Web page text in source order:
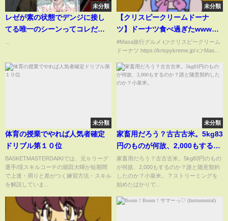
未分類
レゼが素の状態でデンジに接し
てる唯一のシーンってコレだよ
未分類
【クリスピークリームドーナ
ツ】ドーナツ食べ過ぎたwww途
中で飽きてしまうwww【Masa旅
行グルメ】
#Masa旅行グルメ 👉クリスピークリーム
ドーナツ https://krispykreme.jp/ 👉Mas...
未分類
体育の授業でやれば人気者確定
ドリブル第１０位
BASKETMASTERDAIKIでは、元ｂリーグ
選手/現スキルコーチの堀田大暉が短期間
で上達・周りと差がつく練習方法・スキル
を解説していま...
未分類
家畜用だろう？古古古米。5kg83
円のものが何故、2,000もするの
か？誰と随意契約したのか？小
泉米。
家畜用だろう？古古古米。5kg83円のもの
が何故、2,000もするのか？誰と随意契約
したのか？小泉米。 ?️ ストリーミングを
始めたばかりで...